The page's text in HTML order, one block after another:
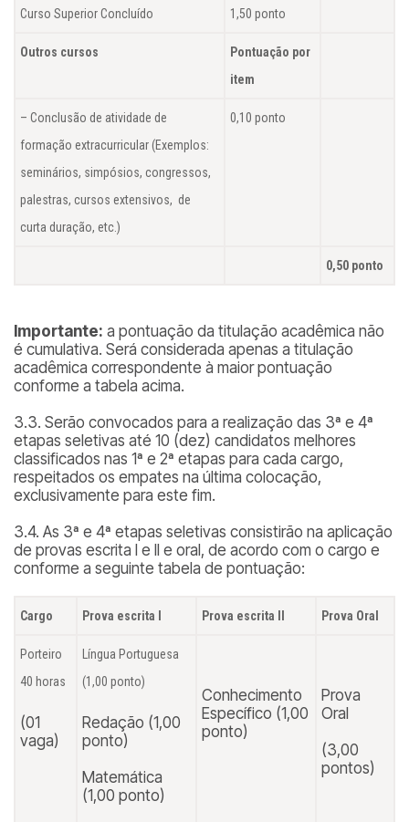
Curso Superior Concluído 1,50 ponto
Outros cursos
Pontuação por
item
– Conclusão de atividade de
formação extracurricular (Exemplos:
seminários, simpósios, congressos,
palestras, cursos extensivos, de
curta duração, etc.)
0,10 ponto
0,50 ponto
Importante: a pontuação da titulação acadêmica não
é cumulativa. Será considerada apenas a titulação
acadêmica correspondente à maior pontuação
conforme a tabela acima.
3.3. Serão convocados para a realização das 3ª e 4ª
etapas seletivas até 10 (dez) candidatos melhores
classificados nas 1ª e 2ª etapas para cada cargo,
respeitados os empates na última colocação,
exclusivamente para este fim.
3.4. As 3ª e 4ª etapas seletivas consistirão na aplicação
de provas escrita I e II e oral, de acordo com o cargo e
conforme a seguinte tabela de pontuação:
Cargo Prova escrita I Prova escrita II Prova Oral
Porteiro
40 horas
(01
vaga)
Língua Portuguesa
(1,00 ponto)
Redação (1,00
ponto)
Matemática
(1,00 ponto)
Conhecimento
Específico (1,00
ponto)
Prova
Oral
(3,00
pontos)